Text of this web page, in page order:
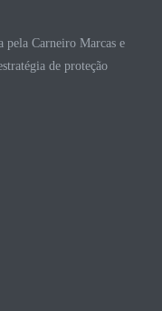
pela Carneiro Marcas e
de proteção